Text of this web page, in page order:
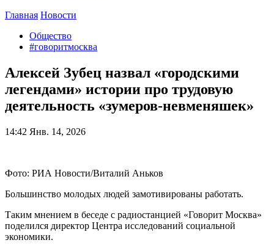
Главная Новости
Общество
#говоритмосква
Алексей Зубец назвал «городскими
легендами» истории про трудовую
деятельность «зумеров-невменяшек»
14:42 Янв. 14, 2026
Фото: РИА Новости/Виталий Аньков
Большинство молодых людей замотивированы работать.
Таким мнением в беседе с радиостанцией «Говорит Москва»
поделился директор Центра исследований социальной
экономики.